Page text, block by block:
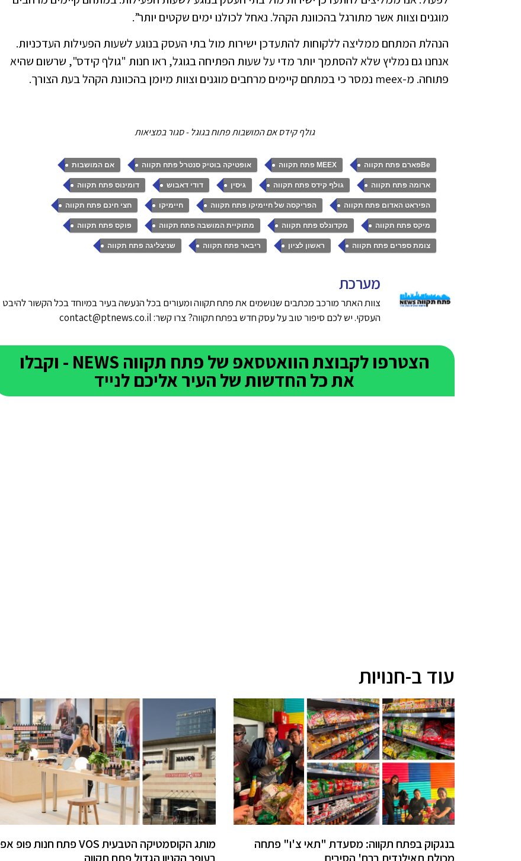
מוגנים וצוות אשר מתורגל בהכוונת הקהל. נאחל לכולנו ימים שקטים יותר”.
הנהלת המתחם ממליצה ללקוחות להתעדכן ישירות מול בתי העסק בנוגע לשעות הפעילות העדכניות.
אנחנו גם נמליץ שלא להסתמך יותר מדי על שעות הפתיחה בגוגל, ראו חנות "גולף קידס", שרשום שהיא
פתוחה. מ-meex נמסר כי במתחם קיימים מרחבים מוגנים וצוות מיומן בהכוונת הקהל בעת הצורך.
גולף קידס אם המושבות פתוח בגוגל - סגור במציאות
Beפארם פתח תקווה , MEEX פתח תקווה , אופטיקה בוטיק סנטרל פתח תקווה , אם המושבות ,
ארומה פתח תקווה , גולף קידס פתח תקווה , גיסין , דודי דאבוש , דומינוס פתח תקווה ,
הפיראט האדום פתח תקווה , הפריקסה של חיימיקו פתח תקווה , חיימיקו , חצי חינם פתח תקווה ,
מיקס פתח תקווה , מקדונלס פתח תקווה , מתוקיית המושבה פתח תקווה , פוקס פתח תקווה ,
צומת ספרים פתח תקווה , ראשון לציון , ריבאר פתח תקווה , שניצליגה פתח תקווה
מערכת
צוות האתר מורכב מכתבים שנושמים את פתח תקווה ומעורים בכל הנעשה בעיר במיוחד בכל הקשור להיבט
העסקי. יש לכם סיפור טוב על עסק חדש בפתח תקווה? צרו קשר: contact@ptnews.co.il
הצטרפו לקבוצת הוואטסאפ של פתח תקווה NEWS - וקבלו
את כל החדשות של העיר אליכם לנייד
עוד ב-חנויות
בנגקוק בפתח תקווה: מסעדת "תאי צ'ו" פתחה
מכולת תאילנדית ברח' הסיבים
מותג הקוסמטיקה הטבעית VOS פתח חנות פופ אפ
בעופר הקניון הגדול פתח תקווה